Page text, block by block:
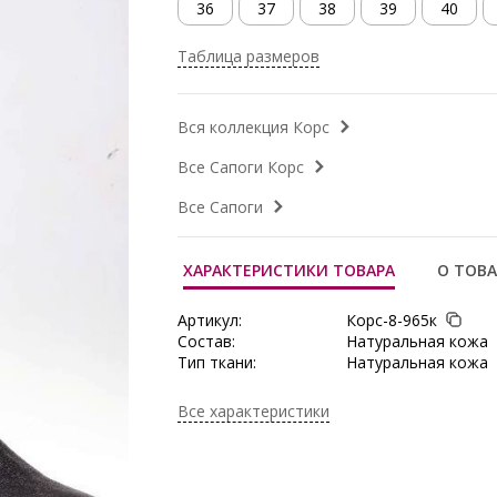
36 37 38 39 40
Таблица размеров
Вся коллекция Корс
Все Сапоги Корс
Все Сапоги
ХАРАКТЕРИСТИКИ ТОВАРА О
Артикул:
Корс-8-965к
Состав:
Натуральная кожа
Тип ткани:
Натуральная кожа
Производитель:
Все характеристики